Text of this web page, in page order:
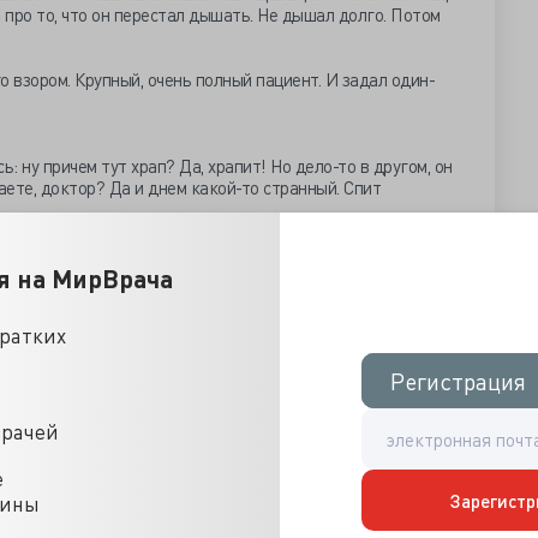
на МирВрача
Регистрация
Регистрация
про то, что он перестал дышать. Не дышал долго. Потом
взором. Крупный, очень полный пациент. И задал один-
ну причем тут храп? Да, храпит! Но дело-то в другом, он
доктор? Да и днем какой-то странный. Спит
эти снотворные таблетки, то может и не
Храп – не просто надоедливая штука, которую создал Бог,
полных пациентов. Храп – это симптом, который
в дыхательные пути.
путей вызывает остановку дыхания и включение
пробуждается, чтобы снова задышать. Как только он